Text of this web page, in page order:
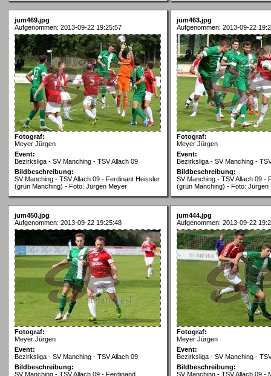
jum469.jpg
Aufgenommen: 2013-09-22 19:25:57
Fotograf:
Meyer Jürgen
Event:
Bezirksliga - SV Manching - TSV Allach 09
Bildbeschreibung:
SV Manching - TSV Allach 09 - Ferdinant Heissler
(grün Manching) - Foto: Jürgen Meyer
jum463.jpg
Aufgenommen: 2013-09-22
Fotograf:
Meyer Jürgen
Event:
Bezirksliga - SV Manching -
Bildbeschreibung:
SV Manching - TSV Allach 09 -
(grün Manching) - Foto: Jürgen
jum450.jpg
Aufgenommen: 2013-09-22 19:25:48
Fotograf:
Meyer Jürgen
Event:
Bezirksliga - SV Manching - TSV Allach 09
Bildbeschreibung:
SV Manching - TSV Allach 09 - Ferdinand
jum444.jpg
Aufgenommen: 2013-09-22
Fotograf:
Meyer Jürgen
Event:
Bezirksliga - SV Manching -
Bildbeschreibung:
SV Manching - TSV Allach 09 -